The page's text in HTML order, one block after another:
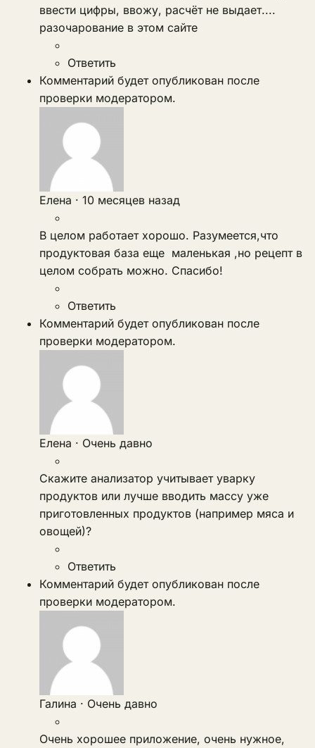
ввести цифры, ввожу, расчёт не выдает....
разочарование в этом сайте
Ответить
Комментарий будет опубликован после
проверки модератором.
Елена · 10 месяцев назад
В целом работает хорошо. Разумеется,что
продуктовая база еще маленькая ,но рецепт в
целом собрать можно. Спасибо!
Ответить
Комментарий будет опубликован после
проверки модератором.
Елена · Очень давно
Скажите анализатор учитывает уварку
продуктов или лучше вводить массу уже
приготовленных продуктов (например мяса и
овощей)?
Ответить
Комментарий будет опубликован после
проверки модератором.
Галина · Очень давно
Очень хорошее приложение, очень нужное,